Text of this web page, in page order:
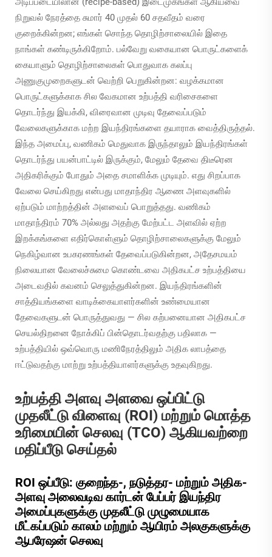
நிறுவல் நேரத்தை சுமார் 40 முதல் 60 சதவீதம் வரை
குறைக்கின்றன; எங்கள் சொந்த தொழிற்சாலையில் இதை
நாங்கள் கண்டிருக்கிறோம். பல்வேறு வகையான பொருட்களைக்
கையாளும் தொழிற்சாலைகள் பொதுவாக கலப்பு
அணுகுமுறைகளுடன் வெற்றி பெறுகின்றன: வழக்கமான
பொருட்களுக்காக சில வேகமான உற்பத்தி வரிசைகளை
தொடர்ந்து இயக்கி, விரைவான முடிவு தேவைப்படும்
வேலைகளுக்காக மற்ற இயந்திரங்களை தயாராக வைத்திருத்தல்.
இந்த அமைப்பு, வணிகம் மெதுவாக இருந்தாலும் இயந்திரங்கள்
தொடர்ந்து பயன்பாட்டில் இருக்கும், மேலும் தேவை திடீரென
அதிகரிக்கும் போதும் அதை சமாளிக்க முடியும். எது சிறப்பாக
வேலை செய்கிறது என்பது மாதாந்திர ஆணை அளவுகளில்
ஏற்படும் மாற்றத்தின் அளவைப் பொறுத்தது. வணிகம்
மாதாந்திரம் 70% அல்லது அதற்கு மேற்பட்ட அளவில் ஏற்ற
இறக்கங்களை எதிர்கொள்ளும் தொழிற்சாலைகளுக்கு மேலும்
நெகிழ்வான உபகரணங்கள் தேவைப்படுகின்றன, அதேசமயம்
நிலையான வேலைச்சுமை கொண்டவை அதிகபட்ச உற்பத்தியை
அடைவதில் கவனம் செலுத்துகின்றன. இயந்திரங்களின்
சாத்தியங்களை வாடிக்கையாளர்களின் உண்மையான
தேவைகளுடன் பொருத்துவது — சில கற்பனையான அதிகபட்ச
செயல்திறனை நோக்கிப் பின்தொடர்வதற்கு பதிலாக —
உற்பத்தியில் ஒவ்வொரு மணிநேரத்திலும் அதிக லாபத்தை
ஈட்டுவதற்கு மாற்று உற்பத்தியாளர்களுக்கு உதவுகிறது.
உற்பத்தி அளவு அளவை ஒப்பிட்டு
முதலீட்டு விளைவு (ROI) மற்றும் மொத்த
உரிமையின் செலவு (TCO) ஆகியவற்றை
மதிப்பீடு செய்தல்
ROI ஒப்பீடு: குறைந்த-, நடுத்தர- மற்றும் அதிக-
அளவு அலைவடிவ கார்டன் பேப்பர் இயந்திர
அமைப்புகளுக்கு முதலீட்டு முழுமையாக
மீட்கப்படும் காலம் மற்றும் ஆயிரம் அலகுகளுக்கு
ஆபரேஷன் செலவு